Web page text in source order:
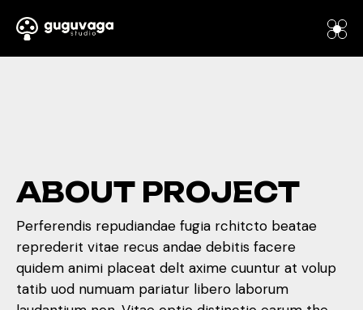
ABOUT PROJECT
Perferendis repudiandae fugia rchitcto beatae
reprederit vitae recus andae debitis facere
quidem animi placeat delt axime cuuntur at volup
tatib uod numuam pariatur libero laborum